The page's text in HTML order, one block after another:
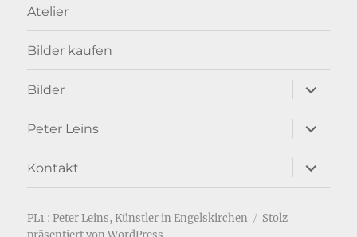
Atelier
Bilder kaufen
Bilder
anzeigen
Peter Leins
anzeigen
Kontakt
anzeigen
PL1 : Peter Leins, Künstler in Engelskirchen
Stolz